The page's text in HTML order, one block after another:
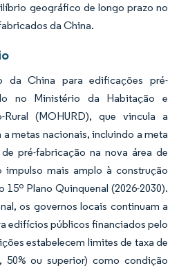
geográfico de longo prazo no
da China.
da China para edificações pré-
no Ministério da Habitação e
Rural (MOHURD), que vincula a
metas nacionais, incluindo a meta
pré-fabricação na nova área de
mais amplo à construção
Plano Quinquenal (2026-2030).
os governos locais continuam a
edifícios públicos financiados pelo
estabelecem limites de taxa de
50% ou superior) como condição